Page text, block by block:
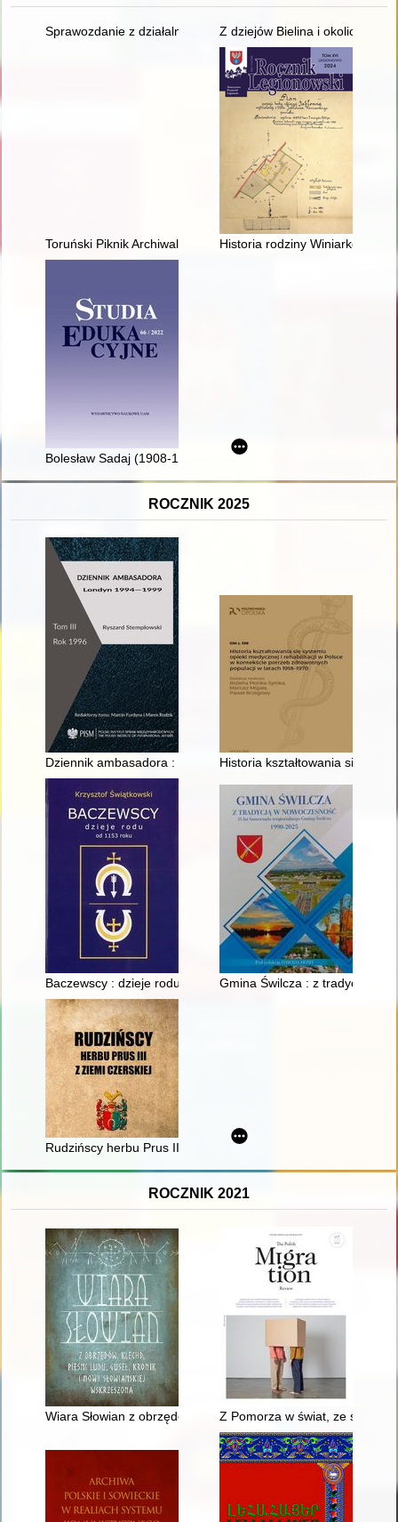
Sprawozdanie z działalności Towarzystwa Miłośników
Z dziejów Bielina i okolic
Toruński Piknik Archiwalny (11 czerwca 2024 r.) = Toruń
Historia rodziny Winiarków
Bolesław Sadaj (1908-1997) - badacz dziejów oświaty
ROCZNIK 2025
Dziennik ambasadora : Londyn 1994-1999. T. 3,
Historia kształtowania się
Baczewscy : dzieje rodu od 1153 rokuGmina Świlcza : z tradycją w
Rudzińscy herbu Prus III z ziemi ciechanowskiej w
ROCZNIK 2021
Wiara Słowian z obrzędów, klechd, pieśni ludu, guseł, kronik i
Z Pomorza w świat, ze świata